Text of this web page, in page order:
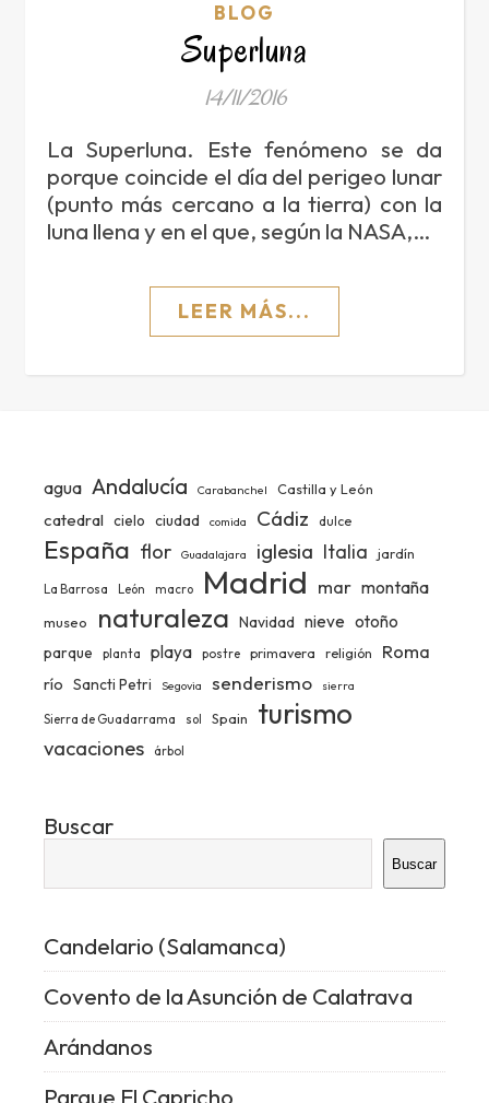
BLOG
Superluna
14/11/2016
La Superluna. Este fenómeno se da
porque coincide el día del perigeo lunar
(punto más cercano a la tierra) con la
luna llena y en el que, según la NASA,…
LEER MÁS...
agua Andalucía Carabanchel Castilla y León
catedral cielo ciudad comida Cádiz dulce
España flor Guadalajara iglesia Italia jardín
La Barrosa León macro Madrid mar montaña
museo naturaleza Navidad nieve otoño
parque planta playa postre primavera religión Roma
río Sancti Petri Segovia senderismo sierra
Sierra de Guadarrama sol Spain turismo
vacaciones árbol
Buscar
Buscar
Candelario (Salamanca)
Covento de la Asunción de Calatrava
Arándanos
Parque El Capricho